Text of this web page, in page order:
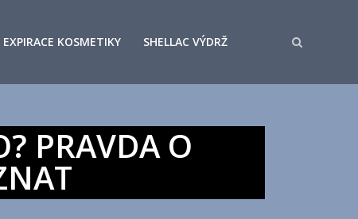
EXPIRACE KOSMETIKY SHELLAC VÝDRŽ
PRAVDA O